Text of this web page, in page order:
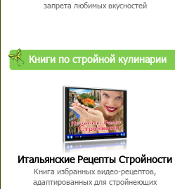
запрета любимых вкусностей
Книги по стройной кулинарии
Итальянские Рецепты Стройности
Книга избранных видео-рецептов,
адаптированных для стройнеющих